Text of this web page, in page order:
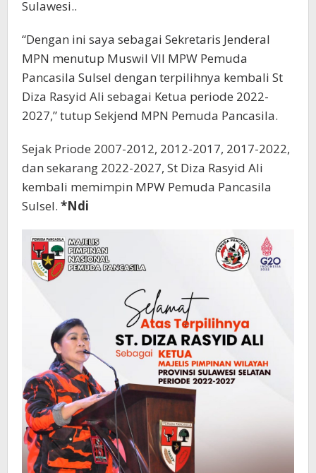
Sulawesi..
“Dengan ini saya sebagai Sekretaris Jenderal
MPN menutup Muswil VII MPW Pemuda
Pancasila Sulsel dengan terpilihnya kembali St
Diza Rasyid Ali sebagai Ketua periode 2022-
2027,” tutup Sekjend MPN Pemuda Pancasila.
Sejak Priode 2007-2012, 2012-2017, 2017-2022,
dan sekarang 2022-2027, St Diza Rasyid Ali
kembali memimpin MPW Pemuda Pancasila
Sulsel. *Ndi